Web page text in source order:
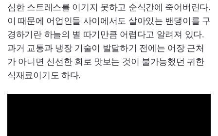
심한 스트레스를 이기지 못하고 순식간에 죽어버린다.
이 때문에 어업인들 사이에서도 살아있는 밴댕이를 구
경하기란 하늘의 별 따기만큼 어렵다고 알려져 있다.
과거 교통과 냉장 기술이 발달하기 전에는 어장 근처
가 아니면 신선한 회로 맛보는 것이 불가능했던 귀한
식재료이기도 하다.